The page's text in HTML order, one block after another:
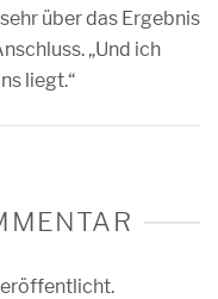
über das Ergebnis
„Und ich
liegt.“